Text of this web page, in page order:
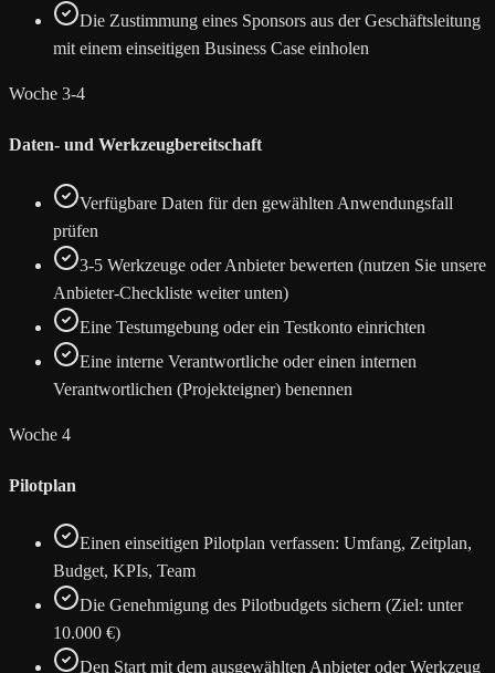
Die Zustimmung eines Sponsors aus der Geschäftsleitung
mit einem einseitigen Business Case einholen
Woche 3-4
Daten- und Werkzeugbereitschaft
Verfügbare Daten für den gewählten Anwendungsfall
prüfen
3-5 Werkzeuge oder Anbieter bewerten (nutzen Sie unsere
Anbieter-Checkliste weiter unten)
Eine Testumgebung oder ein Testkonto einrichten
Eine interne Verantwortliche oder einen internen
Verantwortlichen (Projekteigner) benennen
Woche 4
Pilotplan
Einen einseitigen Pilotplan verfassen: Umfang, Zeitplan,
Budget, KPIs, Team
Die Genehmigung des Pilotbudgets sichern (Ziel: unter
10.000 €)
Den Start mit dem ausgewählten Anbieter oder Werkzeug